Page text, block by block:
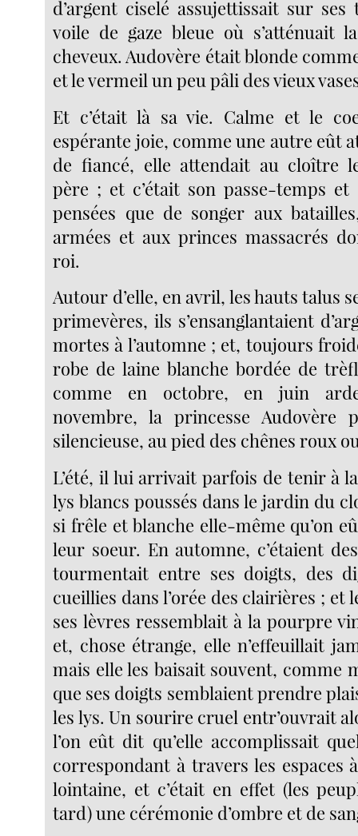
d’argent ciselé assujettissait sur
voile de gaze bleue où s’atténuait
cheveux. Audovère était blonde
et le vermeil un peu pâli des vieux
Et c’était là sa vie. Calme et le
espérante joie, comme une autre eût
de fiancé, elle attendait au cloître
père ; et c’était son passe-temps et
pensées que de songer aux
armées et aux princes massacrés
roi.
Autour d’elle, en avril, les hauts talus
primevères, ils s’ensanglantaient
mortes à l’automne ; et, toujours
robe de laine blanche bordée de
comme en octobre, en juin
novembre, la princesse Audovère
silencieuse, au pied des chênes roux
L’été, il lui arrivait parfois de tenir à
lys blancs poussés dans le jardin du
si frêle et blanche elle-même qu’on
leur soeur. En automne, c’étaient
tourmentait entre ses doigts, des
cueillies dans l’orée des clairières ; et
ses lèvres ressemblait à la pourpre
et, chose étrange, elle n’effeuillait
mais elle les baisait souvent, comme
que ses doigts semblaient prendre
les lys. Un sourire cruel entr’ouvrait
l’on eût dit qu’elle accomplissait
correspondant à travers les espaces
lointaine, et c’était en effet (les
tard) une cérémonie d’ombre et de